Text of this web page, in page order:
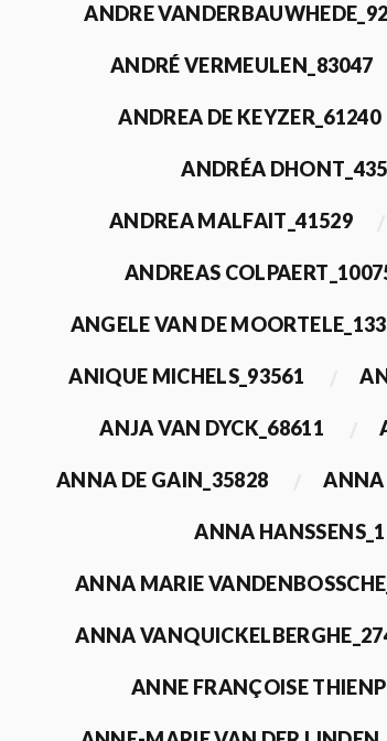
ANDRE
ANDRÉ VERMEULEN_83047
ANDREA DE KEYZER_61240
ANDRÉA
ANDREA MALFAIT_41529
ANDREAS
ANGELE VAN DE
ANIQUE MICHELS_93561
ANJA VAN DYCK_68611
ANNA DE GAIN_35828 ANNA
ANNA
ANNA MARIE
ANNA
ANNE FRANÇOISE